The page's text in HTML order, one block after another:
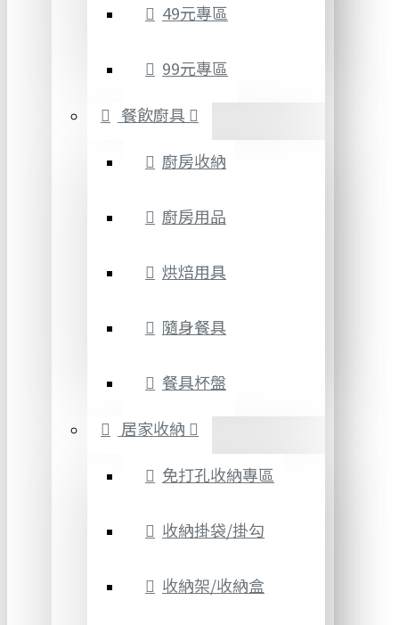
49元專區
99元專區
餐飲廚具
廚房收納
廚房用品
烘焙用具
隨身餐具
餐具杯盤
居家收納
免打孔收納專區
收納掛袋/掛勾
收納架/收納盒